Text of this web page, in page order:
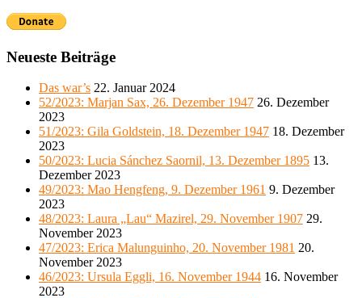
Neueste Beiträge
Das war’s 22. Januar 2024
52/2023: Marjan Sax, 26. Dezember 1947 26. Dezember
2023
51/2023: Gila Goldstein, 18. Dezember 1947 18. Dezember
2023
50/2023: Lucia Sánchez Saornil, 13. Dezember 1895 13.
Dezember 2023
49/2023: Mao Hengfeng, 9. Dezember 1961 9. Dezember
2023
48/2023: Laura „Lau“ Mazirel, 29. November 1907 29.
November 2023
47/2023: Erica Malunguinho, 20. November 1981 20.
November 2023
46/2023: Ursula Eggli, 16. November 1944 16. November
2023